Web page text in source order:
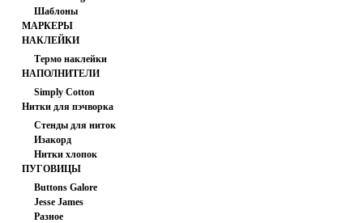
Шаблоны
МАРКЕРЫ
НАКЛЕЙКИ
Термо наклейки
НАПОЛНИТЕЛИ
Simply Cotton
(США)
Нитки для пэчворка
Стенды для ниток
Изакорд
мультиколор
Нитки хлопок
ПУГОВИЦЫ
Buttons Galore
Jesse James
Разное